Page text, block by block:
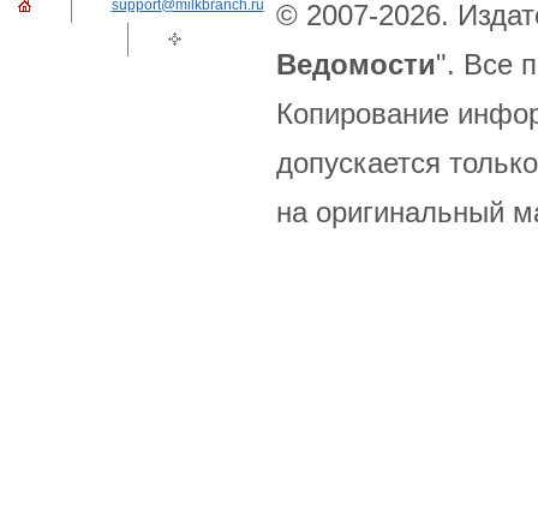
support@milkbranch.ru
© 2007-2026.
Ведомости". Все
Копирование
допускается
на оригинальный